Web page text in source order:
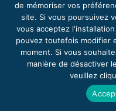
YouTube
de mémoriser vos
site. Si vous poursuivez
vous acceptez
pouvez toutefois modifier
moment. Si vous
manière de désactiver
veuillez